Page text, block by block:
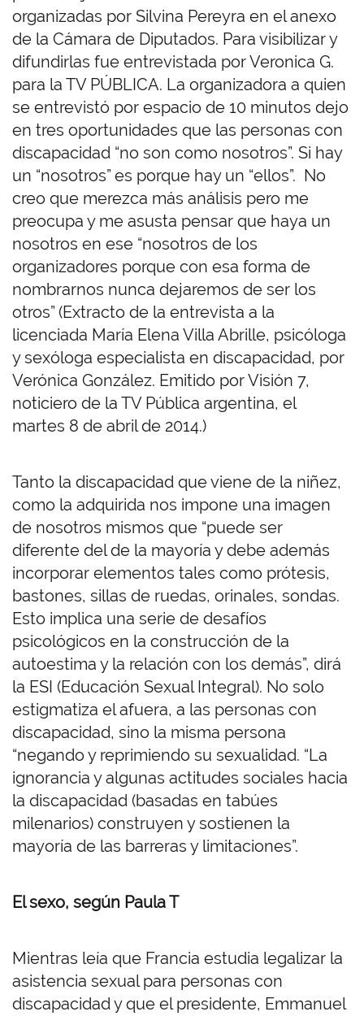
organizadas por Silvina Pereyra en el anexo
de la Cámara de Diputados. Para visibilizar y
difundirlas fue entrevistada por Veronica G.
para la TV PÚBLICA. La organizadora a quien
se entrevistó por espacio de 10 minutos dejo
en tres oportunidades que las personas con
discapacidad “no son como nosotros”. Si hay
un “nosotros” es porque hay un “ellos”. No
creo que merezca más análisis pero me
preocupa y me asusta pensar que haya un
nosotros en ese “nosotros de los
organizadores porque con esa forma de
nombrarnos nunca dejaremos de ser los
otros” (Extracto de la entrevista a la
licenciada María Elena Villa Abrille, psicóloga
y sexóloga especialista en discapacidad, por
Verónica González. Emitido por Visión 7,
noticiero de la TV Pública argentina, el
martes 8 de abril de 2014.)
Tanto la discapacidad que viene de la niñez,
como la adquirida nos impone una imagen
de nosotros mismos que “puede ser
diferente del de la mayoría y debe además
incorporar elementos tales como prótesis,
bastones, sillas de ruedas, orinales, sondas.
Esto implica una serie de desafíos
psicológicos en la construcción de la
autoestima y la relación con los demás”, dirá
la ESI (Educación Sexual Integral). No solo
estigmatiza el afuera, a las personas con
discapacidad, sino la misma persona
“negando y reprimiendo su sexualidad. “La
ignorancia y algunas actitudes sociales hacia
la discapacidad (basadas en tabúes
milenarios) construyen y sostienen la
mayoría de las barreras y limitaciones”.
El sexo, según Paula T
Mientras leía que Francia estudia legalizar la
asistencia sexual para personas con
discapacidad y que el presidente, Emmanuel